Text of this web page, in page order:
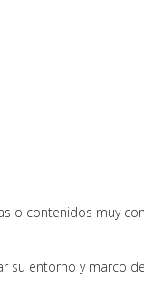
o contenidos muy
su entorno y marco